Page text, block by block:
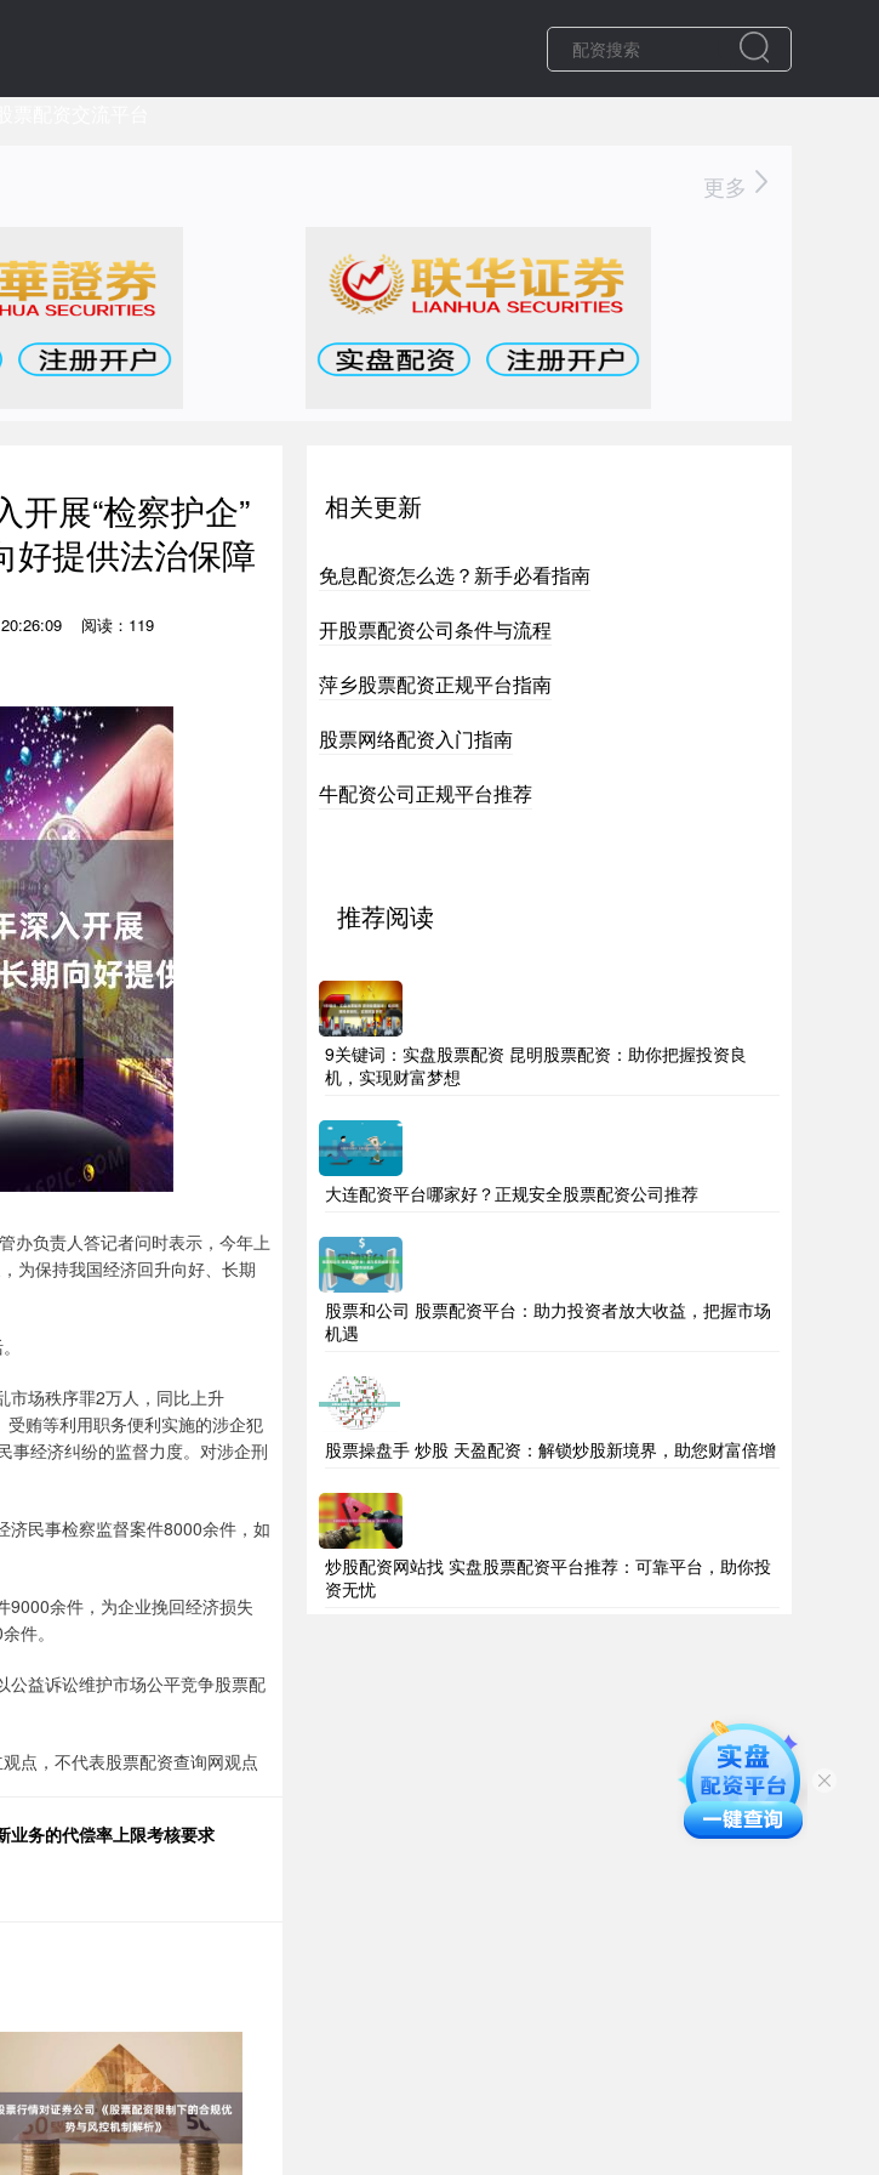
更多
展“检察护企”
好提供法治保障
阅读：119
负责人答记者问时表示，今年上
为保持我国经济回升向好、长期
场秩序罪2万人，同比上升
贿等利用职务便利实施的涉企犯
事经济纠纷的监督力度。对涉企刑
民事检察监督案件8000余件，如
余件，为企业挽回经济损失
件。
益诉讼维护市场公平竞争股票配
点，不代表股票配资查询网观点
业务的代偿率上限考核要求
相关更新
免息配资怎么选？新手必看指南
开股票配资公司条件与流程
萍乡股票配资正规平台指南
股票网络配资入门指南
牛配资公司正规平台推荐
推荐阅读
9关键词：实盘股票配资 昆明股票配资：助你把握投资良
机，实现财富梦想
大连配资平台哪家好？正规安全股票配资公司推荐
股票和公司 股票配资平台：助力投资者放大收益，把握市场
机遇
股票操盘手 炒股 天盈配资：解锁炒股新境界，助您财富倍增
炒股配资网站找 实盘股票配资平台推荐：可靠平台，助你投
资无忧